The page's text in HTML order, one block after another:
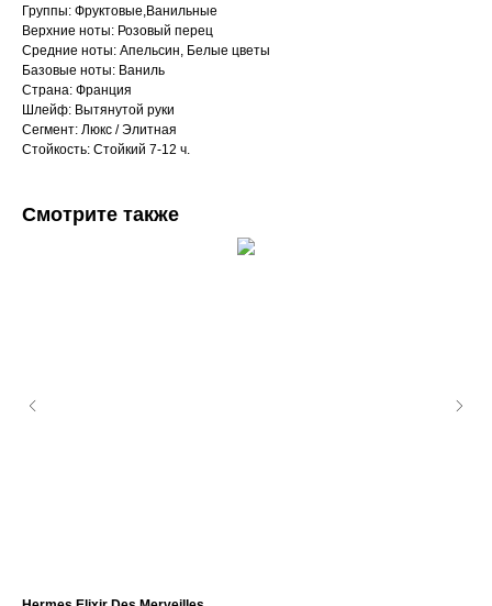
Группы: Фруктовые,Ванильные
Верхние ноты: Розовый перец
Средние ноты: Апельсин, Белые цветы
Базовые ноты: Ваниль
Страна: Франция
Шлейф: Вытянутой руки
Сегмент: Люкс / Элитная
Стойкость: Стойкий 7-12 ч.
Смотрите также